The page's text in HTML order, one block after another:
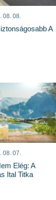
08. 08.
A
08. 07.
Elég: A
Ital Titka